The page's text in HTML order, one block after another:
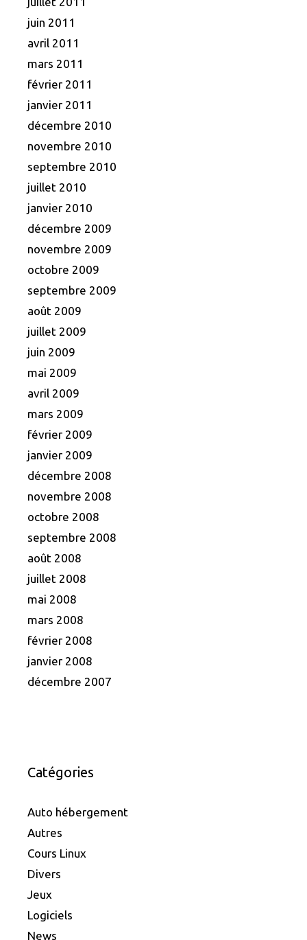
juin 2011
avril 2011
mars 2011
février 2011
janvier 2011
décembre 2010
novembre 2010
septembre 2010
juillet 2010
janvier 2010
décembre 2009
novembre 2009
octobre 2009
septembre 2009
août 2009
juillet 2009
juin 2009
mai 2009
avril 2009
mars 2009
février 2009
janvier 2009
décembre 2008
novembre 2008
octobre 2008
septembre 2008
août 2008
juillet 2008
mai 2008
mars 2008
février 2008
janvier 2008
décembre 2007
Catégories
Auto hébergement
Autres
Cours Linux
Divers
Jeux
Logiciels
News